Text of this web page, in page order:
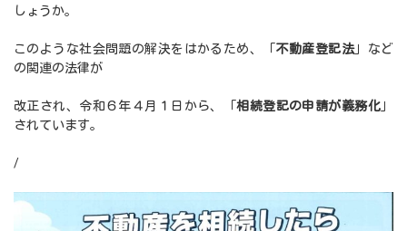
しょうか。
このような社会問題の解決をはかるため、「 不動産登記法」など
の関連の法律が
改正され、令和６年４月１日から、「相続登記の申請が義務化 」
されています。
/